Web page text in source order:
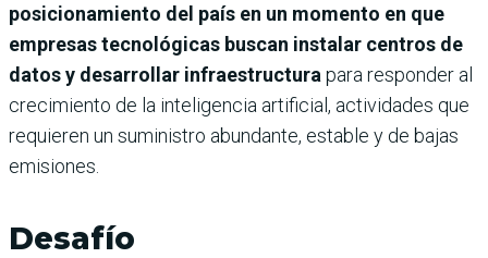
posicionamiento del país en un momento en que
empresas tecnológicas buscan instalar centros de
datos y desarrollar infraestructura para responder al
crecimiento de la inteligencia artificial, actividades que
requieren un suministro abundante, estable y de bajas
emisiones.
Desafío